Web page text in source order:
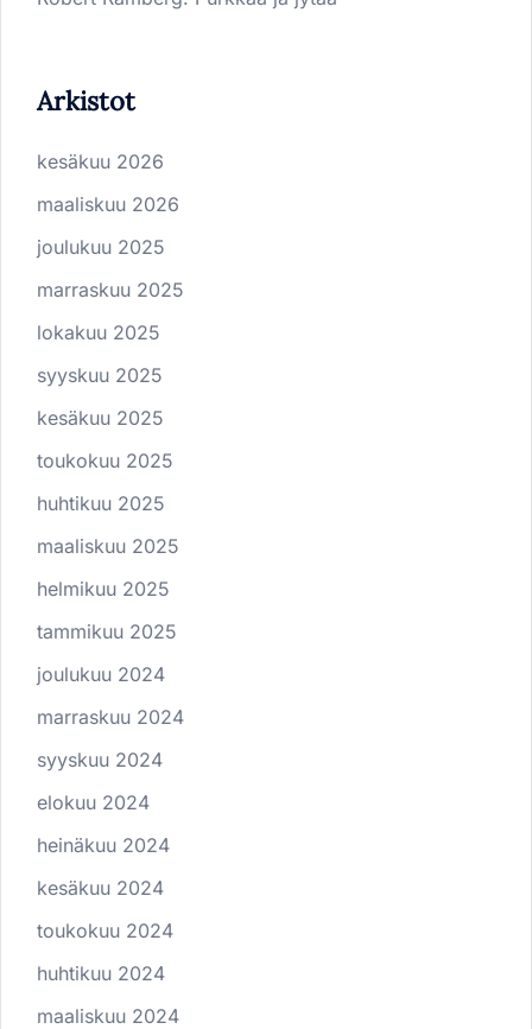
Arkistot
kesäkuu 2026
maaliskuu 2026
joulukuu 2025
marraskuu 2025
lokakuu 2025
syyskuu 2025
kesäkuu 2025
toukokuu 2025
huhtikuu 2025
maaliskuu 2025
helmikuu 2025
tammikuu 2025
joulukuu 2024
marraskuu 2024
syyskuu 2024
elokuu 2024
heinäkuu 2024
kesäkuu 2024
toukokuu 2024
huhtikuu 2024
maaliskuu 2024